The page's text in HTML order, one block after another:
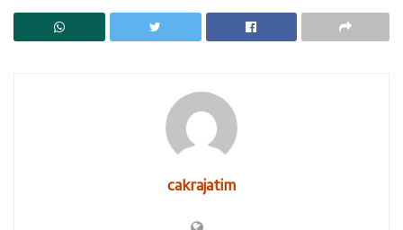
“Buatkab kantong-kantong penampungan sementara yang
difungsikan untuk para Isoman. Jamin segala kebutuhan
makanan dan vitaminnya. Refocusing anggaran desa untuk
cakrajatim